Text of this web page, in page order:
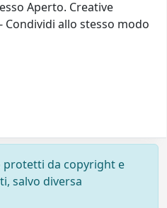
Aperto. Creative
allo stesso modo
protetti da copyright e
salvo diversa